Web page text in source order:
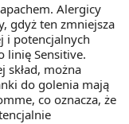
Alergicy
gdyż ten zmniejsza
i potencjalnych
linię Sensitive.
skład, można
do golenia mają
co oznacza, że